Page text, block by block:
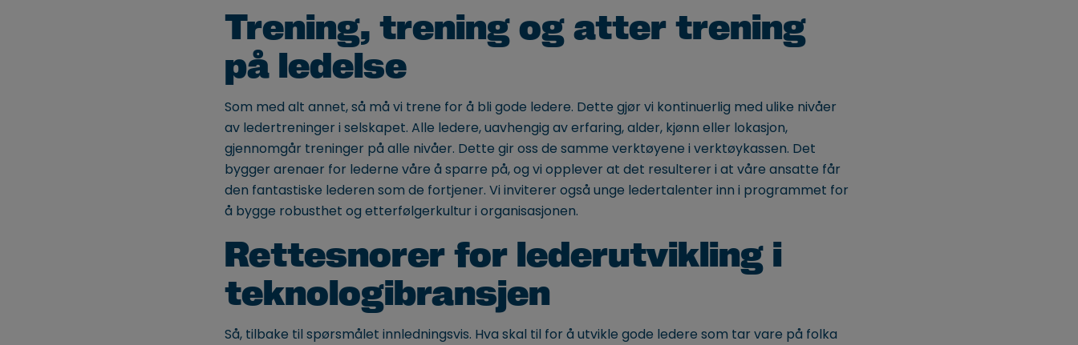
Trening, trening og atter trening
på ledelse
Som med alt annet, så må vi trene for å bli gode ledere. Dette gjør vi kontinuerlig med ulike nivåer
av ledertreninger i selskapet. Alle ledere, uavhengig av erfaring, alder, kjønn eller lokasjon,
gjennomgår treninger på alle nivåer. Dette gir oss de samme verktøyene i verktøykassen. Det
bygger arenaer for lederne våre å sparre på, og vi opplever at det resulterer i at våre ansatte får
den fantastiske lederen som de fortjener. Vi inviterer også unge ledertalenter inn i programmet for
å bygge robusthet og etterfølgerkultur i organisasjonen.
Rettesnorer for lederutvikling i
teknologibransjen
Så, tilbake til spørsmålet innledningsvis. Hva skal til for å utvikle gode ledere som tar vare på folka